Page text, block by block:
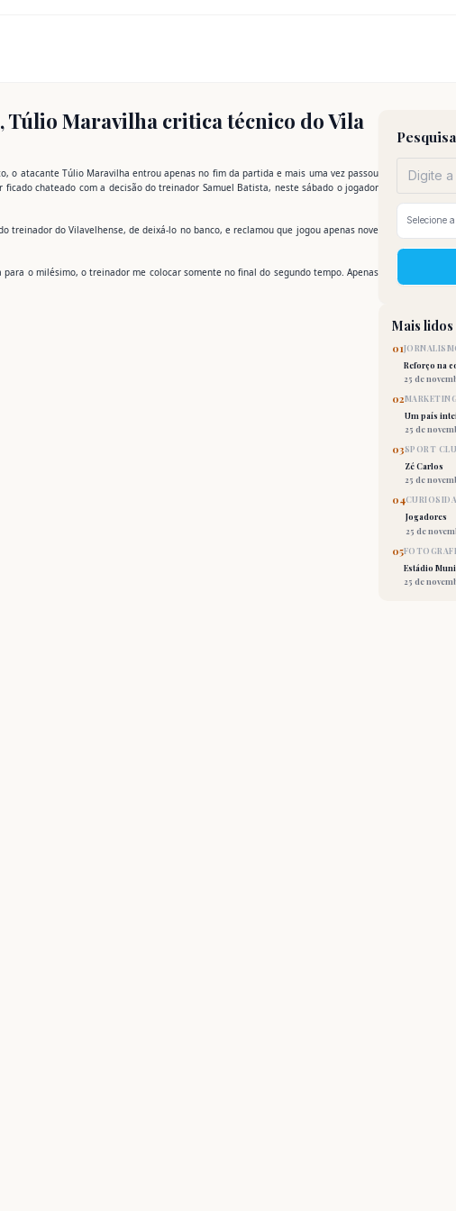
Túlio Maravilha critica técnico do Vila
o atacante Túlio Maravilha entrou apenas no fim da partida e mais uma vez passou
chateado com a decisão do treinador Samuel Batista, neste sábado o jogador
treinador do Vilavelhense, de deixá-lo no banco, e reclamou que jogou apenas nove
o milésimo, o treinador me colocar somente no final do segundo tempo. Apenas
Mais lidos
01
Reforço na
25 de
02
Um país
25 de
03SPORT
Zé Carlos
25 de
04
Jogadores
25 de
05
Estádio
25 de